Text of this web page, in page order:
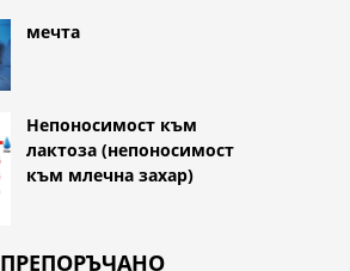
мечта
Непоносимост към
лактоза (непоносимост
към млечна захар)
ПРЕПОРЪЧАНО